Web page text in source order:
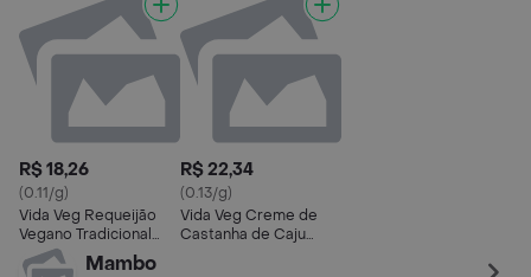
R$ 18,26
(0.11/g)
Vida Veg Requeijão
Vegano Tradicional
180g
R$ 22,34
(0.13/g)
Vida Veg Creme de
Castanha de Caju
Mambo